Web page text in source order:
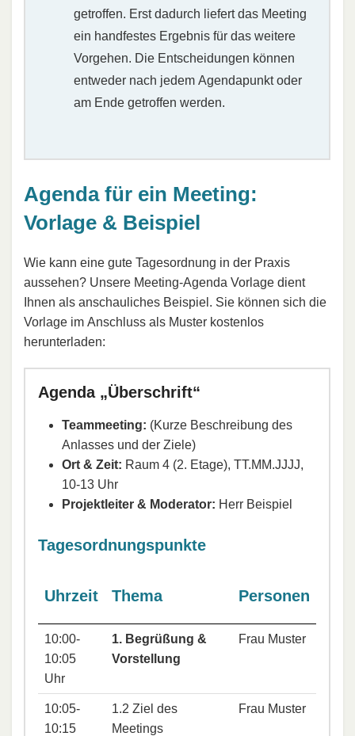
getroffen. Erst dadurch liefert das Meeting
ein handfestes Ergebnis für das weitere
Vorgehen. Die Entscheidungen können
entweder nach jedem Agendapunkt oder
am Ende getroffen werden.
Agenda für ein Meeting:
Vorlage & Beispiel
Wie kann eine gute Tagesordnung in der Praxis
aussehen? Unsere Meeting-Agenda Vorlage dient
Ihnen als anschauliches Beispiel. Sie können sich die
Vorlage im Anschluss als Muster kostenlos
herunterladen:
Agenda „Überschrift“
Teammeeting: (Kurze Beschreibung des
Anlasses und der Ziele)
Ort & Zeit: Raum 4 (2. Etage), TT.MM.JJJJ,
10-13 Uhr
Projektleiter & Moderator: Herr Beispiel
Tagesordnungspunkte
Uhrzeit Thema Personen
10:00-
10:05
Uhr
1. Begrüßung &
Vorstellung
Frau Muster
10:05-
10:15
1.2 Ziel des
Meetings
Frau Muster